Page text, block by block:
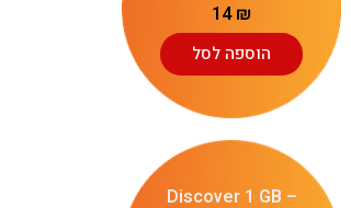
14₪
הוספה לסל
Discover 1 GB –